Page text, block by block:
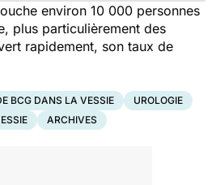
environ 10 000 personnes
plus particulièrement des
rapidement, son taux de
BCG DANS LA VESSIE
UROLOGIE
ARCHIVES